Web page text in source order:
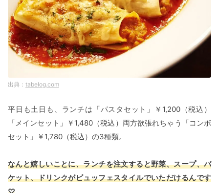
tabelog.com
平日も土日も、ランチは「パスタセット」￥1,200（税込）
「メインセット」￥1,480（税込）両方欲張れちゃう「コンボ
セット」￥1,780（税込）の3種類。
なんと嬉しいことに、ランチを注文すると野菜、スープ、バ
ケット、ドリンクがビュッフェスタイルでいただけるんです
♡